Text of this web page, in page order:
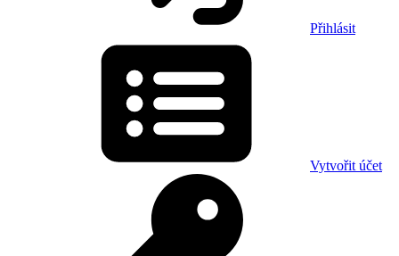
Přihlásit
Vytvořit účet